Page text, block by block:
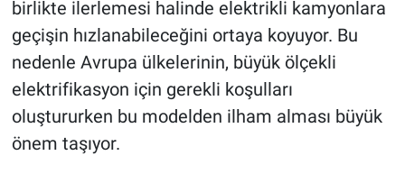
birlikte ilerlemesi halinde elektrikli kamyonlara
geçişin hızlanabileceğini ortaya koyuyor. Bu
nedenle Avrupa ülkelerinin, büyük ölçekli
elektrifikasyon için gerekli koşulları
oluştururken bu modelden ilham alması büyük
önem taşıyor.